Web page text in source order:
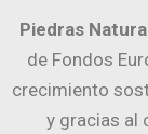
Piedras
de Fondos
crecimiento
y gracias al